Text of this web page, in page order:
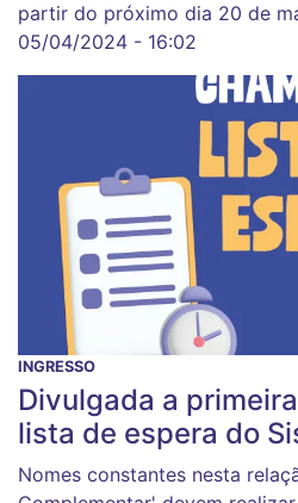
partir do próximo dia 20 de
05/04/2024 - 16:02
INGRESSO
Divulgada a
lista de espera do
Nomes constantes nesta